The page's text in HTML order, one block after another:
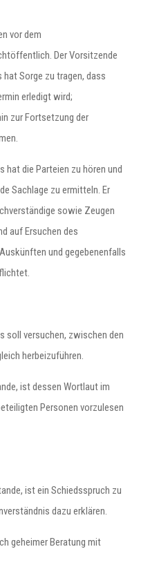
vor dem
Der Vorsitzende
Sorge zu tragen, dass
erledigt wird;
zur Fortsetzung der
hat die Parteien zu hören und
Sachlage zu ermitteln. Er
sowie Zeugen
auf Ersuchen des
und gegebenenfalls
soll versuchen, zwischen den
herbeizuführen.
ist dessen Wortlaut im
Personen vorzulesen
ist ein Schiedsspruch zu
dazu erklären.
geheimer Beratung mit